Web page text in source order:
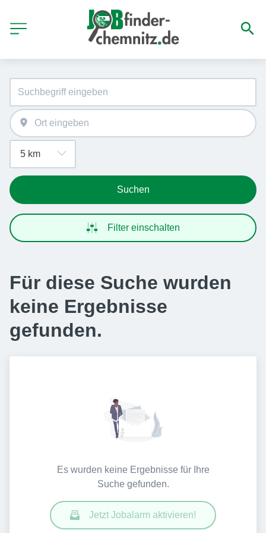
Suchen
Filter einschalten
Für diese Suche wurden
keine Ergebnisse
gefunden.
Es wurden keine Ergebnisse für Ihre
Suche gefunden.
Jetzt Jobalarm aktivieren!